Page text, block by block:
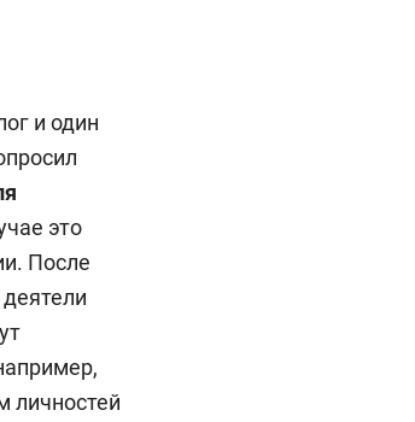
и один
это
После
личностей